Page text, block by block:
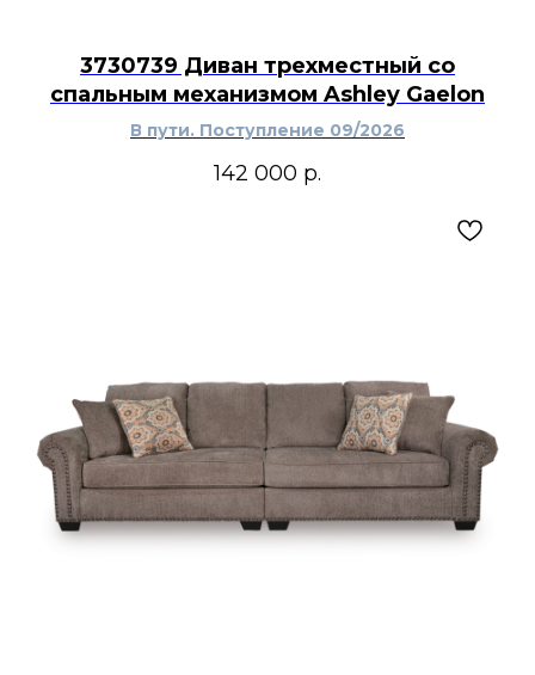
3730739 Диван трехместный со
спальным механизмом Ashley Gaelon
В пути. Поступление 09/2026
142 000 р.